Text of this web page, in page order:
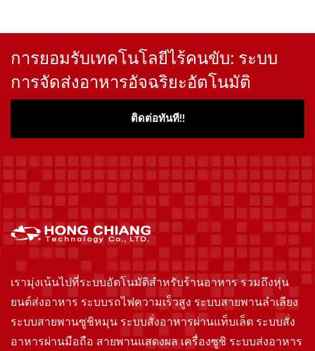
การยอมรับเทคโนโลยีไร้คนขับ: ระบบ
การจัดส่งอาหารอัจฉริยะอัตโนมัติ
ติดต่อทันที!!
เรามุ่งเน้นไปที่ระบบอัตโนมัติสำหรับร้านอาหาร รวมถึงหุ่น
ยนต์ส่งอาหาร ระบบรถไฟความเร็วสูง ระบบสายพานลำเลียง
ระบบสายพานซูชิหมุน ระบบสั่งอาหารผ่านแท็บเล็ต ระบบสั่ง
อาหารผ่านมือถือ สายพานแสดงผล เครื่องซูชิ ระบบส่งอาหาร